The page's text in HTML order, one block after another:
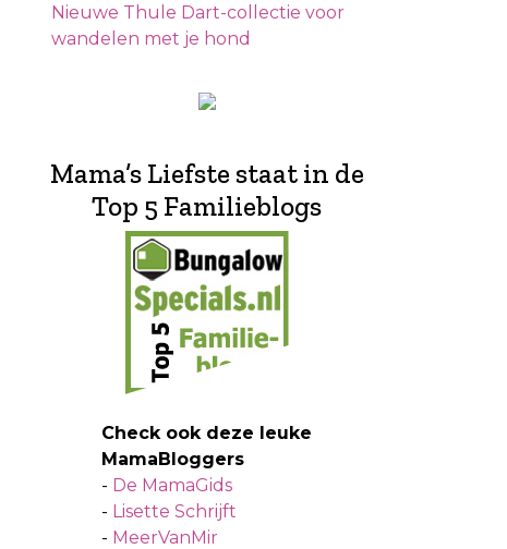
Nieuwe Thule Dart-collectie voor
wandelen met je hond
Mama’s Liefste staat in de
Top 5 Familieblogs
Check ook deze leuke
MamaBloggers
- De MamaGids
- Lisette Schrijft
- MeerVanMir